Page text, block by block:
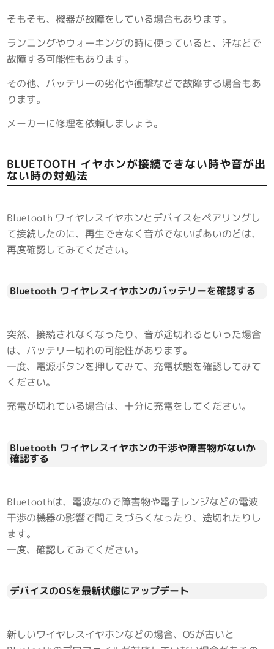
そもそも、機器が故障をしている場合もあります。
ランニングやウォーキングの時に使っていると、汗などで
故障する可能性もあります。
その他、バッテリーの劣化や衝撃などで故障する場合もあ
ります。
メーカーに修理を依頼しましょう。
BLUETOOTH イヤホンが接続できない時や音が出
ない時の対処法
Bluetooth ワイヤレスイヤホンとデバイスをペアリングし
て接続したのに、再生できなく音がでないばあいのどは、
再度確認してみてください。
Bluetooth ワイヤレスイヤホンのバッテリーを確認する
突然、接続されなくなったり、音が途切れるといった場合
は、バッテリー切れの可能性があります。
一度、電源ボタンを押してみて、充電状態を確認してみて
ください。
充電が切れている場合は、十分に充電をしてください。
Bluetooth ワイヤレスイヤホンの干渉や障害物がないか
確認する
Bluetoothは、電波なので障害物や電子レンジなどの電波
干渉の機器の影響で聞こえづらくなったり、途切れたりし
ます。
一度、確認してみてください。
デバイスのOSを最新状態にアップデート
新しいワイヤレスイヤホンなどの場合、OSが古いと